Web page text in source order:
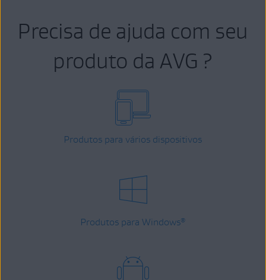
Precisa de ajuda com seu
produto da AVG ?
Produtos para vários dispositivos
Produtos para Windows®